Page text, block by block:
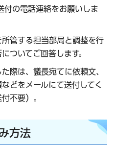
付の電話連絡をお願いしま
管する担当部局と調整を行
ついてご回答します。
際は、議長宛てに依頼文、
どをメールにて送付してく
不要）。
方法